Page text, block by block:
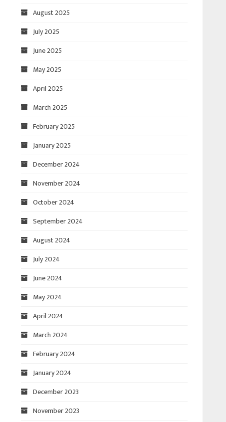
August 2025
July 2025
June 2025
May 2025
April 2025
March 2025
February 2025
January 2025
December 2024
November 2024
October 2024
September 2024
August 2024
July 2024
June 2024
May 2024
April 2024
March 2024
February 2024
January 2024
December 2023
November 2023